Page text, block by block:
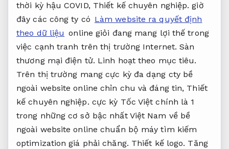
thời kỳ hậu COVID, Thiết kế chuyên nghiệp. giờ
đây các công ty có Làm website ra quyết định
theo dữ liệu online giỏi đang mang lợi thế trong
việc cạnh tranh trên thị trường Internet.Sàn
thương mại điện tử. Linh hoạt theo mục tiêu.
Trên thị trường mang cực kỳ đa dạng cty bề
ngoài website online chỉn chu và đáng tin, Thiết
kế chuyên nghiệp. cực kỳ Tốc Việt chính là 1
trong những cơ sở bậc nhất Việt Nam về bề
ngoài website online chuẩn bộ máy tìm kiếm
optimization giá phải chăng. Thiết kế logo. Tăng